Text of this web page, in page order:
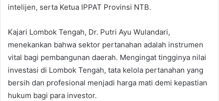
intelijen, serta Ketua IPPAT Provinsi NTB.
​Kajari Lombok Tengah, Dr. Putri Ayu Wulandari,
menekankan bahwa sektor pertanahan adalah instrumen
vital bagi pembangunan daerah. Mengingat tingginya nilai
investasi di Lombok Tengah, tata kelola pertanahan yang
bersih dan profesional menjadi harga mati demi kepastian
hukum bagi para investor.